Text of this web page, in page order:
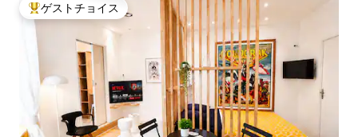
大好評のゲストチョイスです。
ゲストチョイス